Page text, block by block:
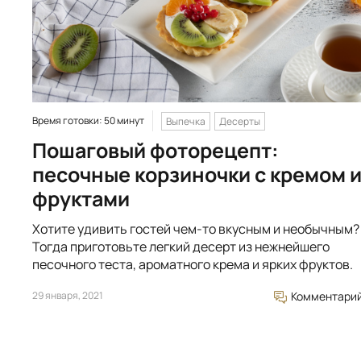
Время готовки: 50 минут Выпечка Десерты
Пошаговый фоторецепт:
песочные корзиночки с кремом и
фруктами
Хотите удивить гостей чем-то вкусным и необычным?
Тогда приготовьте легкий десерт из нежнейшего
песочного теста, ароматного крема и ярких фруктов.
29 января, 2021